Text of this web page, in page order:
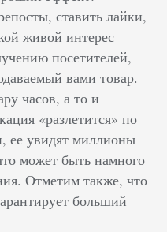
ставить лайки,
живой интерес
посетителей,
вами товар.
часов, а то и
«разлетится» по
ее увидят миллионы
может быть намного
Отметим также, что
больший